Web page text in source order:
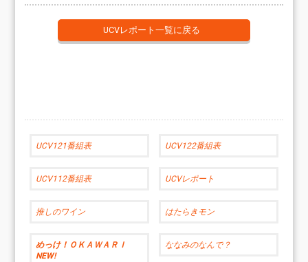
UCVレポート一覧に戻る
UCV121番組表 UCV122番組表
UCV112番組表 UCVレポート
推しのワイン はたらきモン
めっけ！ＯＫＡＷＡＲＩ
NEW!
ななみのなんで？